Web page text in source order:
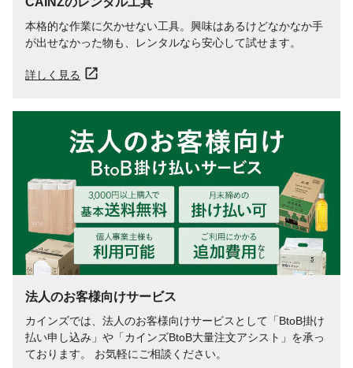
本格的な作業に欠かせない工具。興味はあるけどなかなか手
が出せなかった物も、レンタルなら安心して試せます。
詳しく見る
法人のお客様向けサービス
カインズでは、法人のお客様向けサービスとして「BtoB掛け
払い申し込み」や「カインズBtoB大量注文アシスト」を承っ
ております。 お気軽にご相談ください。